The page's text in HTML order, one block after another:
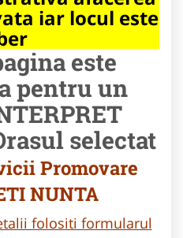
iar locul este
este
pentru un
selectat
Promovare
NUNTA
folositi formularul